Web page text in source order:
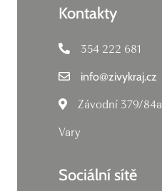
Kontakty
354 222 681
info@zivykraj.cz
Závodní 379/
Vary
Sociální sítě